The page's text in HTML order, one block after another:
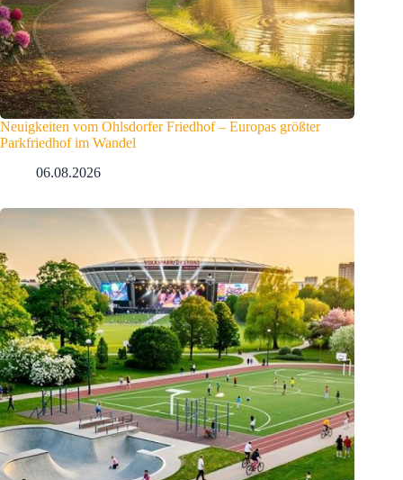
Neuigkeiten vom Ohlsdorfer Friedhof – Europas größter
Parkfriedhof im Wandel
06.08.2026